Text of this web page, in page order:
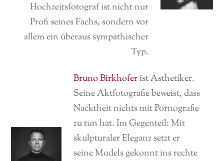
Hochzeitsfotograf ist nicht nur
Profi seines Fachs, sondern vor
allem ein überaus sympathischer
Typ.
Bruno Birkhoferist Ästhetiker.
Seine Aktfotografie beweist, dass
Nacktheit nichts mit Pornografie
zu tun hat. Im Gegenteil: Mit
skulpturaler Eleganz setzt er
seine Models gekonnt ins rechte